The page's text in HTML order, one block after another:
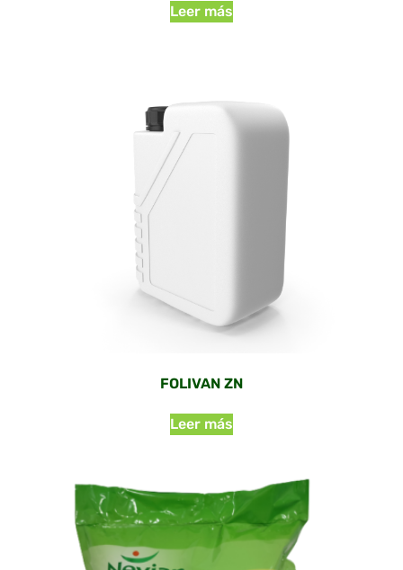
Leer más
FOLIVAN ZN
Leer más